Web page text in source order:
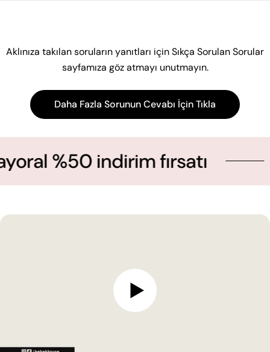
Aklınıza takılan soruların yanıtları için Sıkça Sorulan Sorular
sayfamıza göz atmayı unutmayın.
Daha Fazla Sorunun Cevabı İçin Tıkla
indirim fırsatı Yeni